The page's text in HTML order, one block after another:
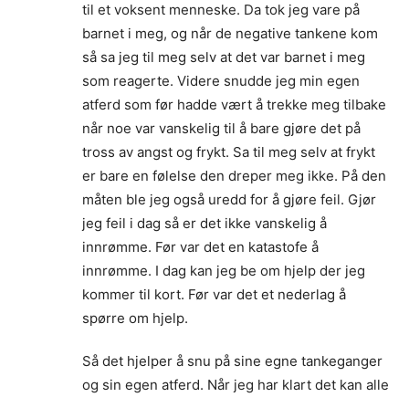
til et voksent menneske. Da tok jeg vare på
barnet i meg, og når de negative tankene kom
så sa jeg til meg selv at det var barnet i meg
som reagerte. Videre snudde jeg min egen
atferd som før hadde vært å trekke meg tilbake
når noe var vanskelig til å bare gjøre det på
tross av angst og frykt. Sa til meg selv at frykt
er bare en følelse den dreper meg ikke. På den
måten ble jeg også uredd for å gjøre feil. Gjør
jeg feil i dag så er det ikke vanskelig å
innrømme. Før var det en katastofe å
innrømme. I dag kan jeg be om hjelp der jeg
kommer til kort. Før var det et nederlag å
spørre om hjelp.
Så det hjelper å snu på sine egne tankeganger
og sin egen atferd. Når jeg har klart det kan alle